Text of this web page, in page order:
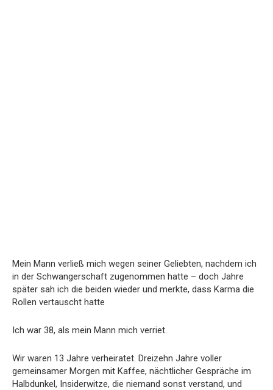
Mein Mann verließ mich wegen seiner Geliebten, nachdem ich
in der Schwangerschaft zugenommen hatte – doch Jahre
später sah ich die beiden wieder und merkte, dass Karma die
Rollen vertauscht hatte
Ich war 38, als mein Mann mich verriet.
Wir waren 13 Jahre verheiratet. Dreizehn Jahre voller
gemeinsamer Morgen mit Kaffee, nächtlicher Gespräche im
Halbdunkel, Insiderwitze, die niemand sonst verstand, und